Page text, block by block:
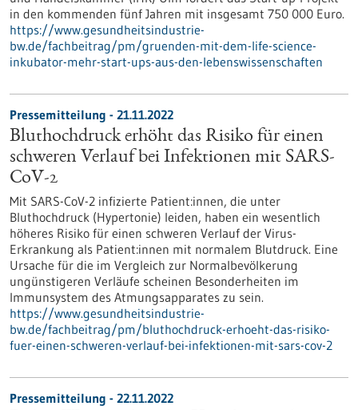
in den kommenden fünf Jahren mit insgesamt 750 000 Euro.
https://www.gesundheitsindustrie-
bw.de/fachbeitrag/pm/gruenden-mit-dem-life-science-
inkubator-mehr-start-ups-aus-den-lebenswissenschaften
Pressemitteilung - 21.11.2022
Bluthochdruck erhöht das Risiko für einen
schweren Verlauf bei Infektionen mit SARS-
CoV-2
Mit SARS-CoV-2 infizierte Patient:innen, die unter
Bluthochdruck (Hypertonie) leiden, haben ein wesentlich
höheres Risiko für einen schweren Verlauf der Virus-
Erkrankung als Patient:innen mit normalem Blutdruck. Eine
Ursache für die im Vergleich zur Normalbevölkerung
ungünstigeren Verläufe scheinen Besonderheiten im
Immunsystem des Atmungsapparates zu sein.
https://www.gesundheitsindustrie-
bw.de/fachbeitrag/pm/bluthochdruck-erhoeht-das-risiko-
fuer-einen-schweren-verlauf-bei-infektionen-mit-sars-cov-2
Pressemitteilung - 22.11.2022